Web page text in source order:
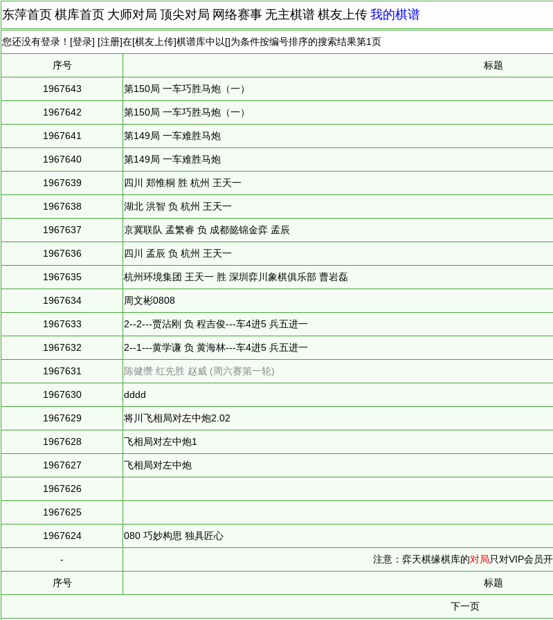
东萍首页 棋库首页 大师对局 顶尖对局 网络赛事 无主棋谱 棋友上传 我的棋谱
您还没有登录！[登录] [注册]在[棋友上传]棋谱库中以[]为条件按编号排序的搜索结果第1页
序号 标题
1967643 第150局 一车巧胜马炮（一）
1967642 第150局 一车巧胜马炮（一）
1967641 第149局 一车难胜马炮
1967640 第149局 一车难胜马炮
1967639 四川 郑惟桐 胜 杭州 王天一
1967638 湖北 洪智 负 杭州 王天一
1967637 京冀联队 孟繁睿 负 成都懿锦金弈 孟辰
1967636 四川 孟辰 负 杭州 王天一
1967635 杭州环境集团 王天一 胜 深圳弈川象棋俱乐部 曹岩磊
1967634 周文彬0808
1967633 2--2---贾沾刚 负 程吉俊---车4进5 兵五进一
1967632 2--1---黄学谦 负 黄海林---车4进5 兵五进一
1967631 陈健缵 红先胜 赵威 (周六赛第一轮)
1967630 dddd
1967629 将川飞相局对左中炮2.02
1967628 飞相局对左中炮1
1967627 飞相局对左中炮
1967626
1967625
1967624 080 巧妙构思 独具匠心
- 注意：弈天棋缘棋库的对局只对VIP会员
序号 标题
下一页